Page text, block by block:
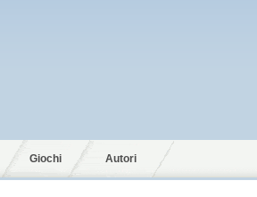
Giochi Autori